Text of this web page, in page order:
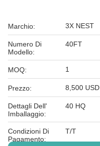
Marchio: 3X NEST
Numero Di
Modello:
40FT
MOQ: 1
Prezzo: 8,500 USD
Dettagli Dell'
Imballaggio:
40 HQ
Condizioni Di
Pagamento:
T/T